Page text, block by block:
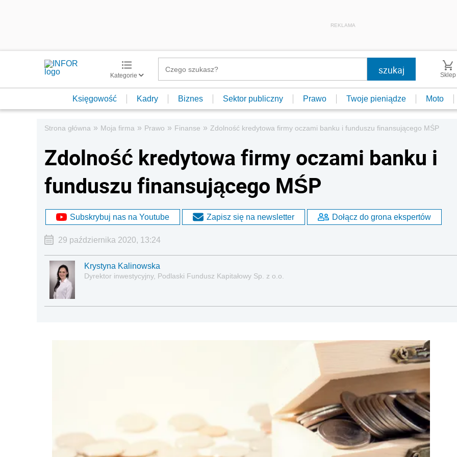
REKLAMA
Kategorie Sklep
Księgowość Kadry Biznes Sektor publiczny Prawo Twoje pieniądze Moto
Strona główna » Moja firma » Prawo » Finanse » Zdolność kredytowa firmy oczami banku i funduszu finansującego MŚP
Zdolność kredytowa firmy oczami banku i
funduszu finansującego MŚP
Subskrybuj nas na Youtube Zapisz się na newsletter Dołącz do grona ekspertów
29 października 2020, 13:24
Krystyna Kalinowska
Dyrektor inwestycyjny, Podlaski Fundusz Kapitałowy Sp. z o.o.